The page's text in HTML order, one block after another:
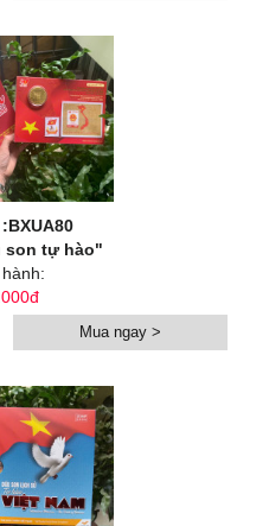
son tự hào"
Mua ngay >